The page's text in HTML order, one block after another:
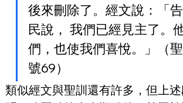
後來刪除了。經文說：「
民說， 我們已經見主了。
們，也使我們喜悅。」（
號69）
類似經文與聖訓還有許多，但上